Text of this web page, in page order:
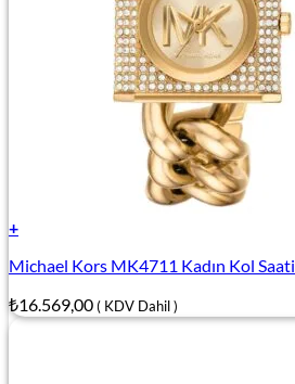
+
Michael Kors MK4711 Kadın Kol Saati
₺16.569,00( KDV Dahil )